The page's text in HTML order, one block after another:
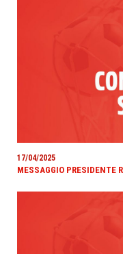
17/04/2025
MESSAGGIO PRESIDENTE